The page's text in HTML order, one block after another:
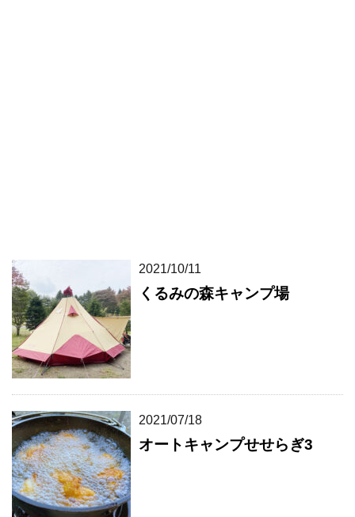
2021/10/11
くるみの森キャンプ場
2021/07/18
オートキャンプせせらぎ3